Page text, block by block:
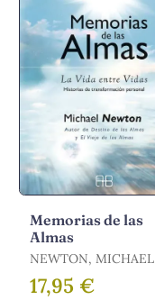
Memorias de las
Almas
NEWTON, MICHAEL
17,95 €